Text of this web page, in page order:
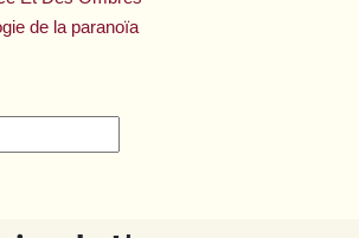
de la paranoïa